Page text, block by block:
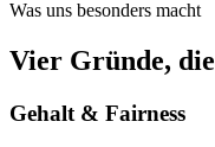
Was uns besonders macht
Vier Gründe, die
Gehalt & Fairness